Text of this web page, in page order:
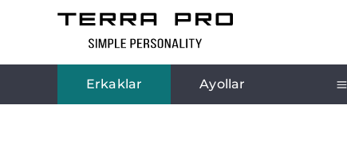
Erkaklar Ayollar